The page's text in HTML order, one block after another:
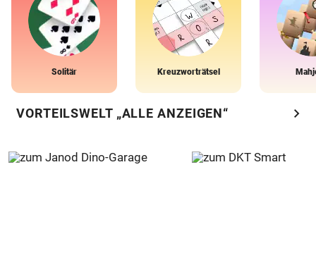
Solitär Kreuzworträtsel
VORTEILSWELT „ALLE ANZEIGEN“ chevron_right